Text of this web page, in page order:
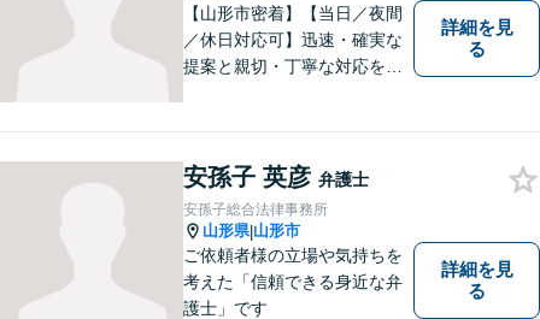
【山形市密着】【当日／夜間
／休日対応可】迅速・確実な
提案と親切・丁寧な対応をい
可】不安や問題について法的
リスクを説明し、見通しを立
て、より良い解決に導くお手
伝いをいたします。
詳細を見
る
安孫子 英彦 弁護士
安孫子総合法律事務所
山形県|山形市
ご依頼者様の立場や気持ちを
考えた「信頼できる身近な弁
護士」です
詳細を見
る